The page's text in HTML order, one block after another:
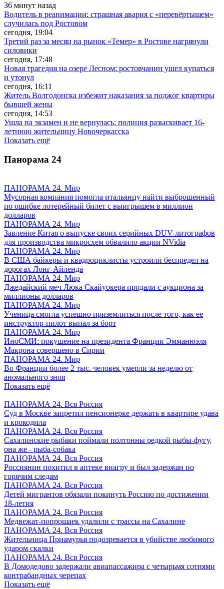
36 минут назад
Водитель в реанимации: страшная авария с «перевёртышем»
случилась под Ростовом
сегодня, 19:04
Третий раз за месяц на рынок «Темер» в Ростове нагрянули
силовики
сегодня, 17:48
Новая трагедия на озере Лесном: ростовчанин ушел купаться
и утонул
сегодня, 16:11
Житель Волгодонска избежит наказания за поджог квартиры
бывшей жены
сегодня, 14:53
Ушла на экзамен и не вернулась: полиция разыскивает 16-
летнюю жительницу Новочеркасска
Показать ещё
Панорама 24
ПАНОРАМА 24. Мир
Мусорная компания помогла итальянцу найти выброшенный
по ошибке лотерейный билет с выигрышем в миллион
долларов
ПАНОРАМА 24. Мир
Завление Китая о выпуске своих серийных DUV-литографов
для производства микросхем обвалило акции NVidia
ПАНОРАМА 24. Мир
В США байкеры и квадроциклисты устроили беспредел на
дорогах Лонг-Айленда
ПАНОРАМА 24. Мир
Джедайский меч Люка Скайуокера продали с аукциона за
миллионы долларов
ПАНОРАМА 24. Мир
Ученица смогла успешно приземлиться после того, как ее
инструктор-пилот выпал за борт
ПАНОРАМА 24. Мир
ИноСМИ: покушение на президента Франции Эмманюэля
Макрона совершено в Сирии
ПАНОРАМА 24. Мир
Во Франции более 2 тыс. человек умерли за неделю от
аномального зноя
Показать ещё
ПАНОРАМА 24. Вся Россия
Суд в Москве запретил пенсионерке держать в квартире удава
и крокодила
ПАНОРАМА 24. Вся Россия
Сахалинские рыбаки поймали полтонны редкой рыбы-фугу,
она же - рыба-собака
ПАНОРАМА 24. Вся Россия
Россиянин похитил в аптеке виагру и был задержан по
горячим следам
ПАНОРАМА 24. Вся Россия
Детей мигрантов обязали покинуть Россию по достижении
18-летия
ПАНОРАМА 24. Вся Россия
Медвежат-попрошаек удалили с трассы на Сахалине
ПАНОРАМА 24. Вся Россия
Жительница Приамурья подозревается в убийстве любимого
ударом скалки
ПАНОРАМА 24. Вся Россия
В Домодедово задержали авиапассажира с четырьмя сотнями
контрабандных черепах
Показать ещё